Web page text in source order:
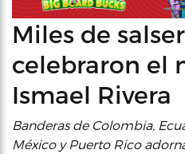
Miles de
celebraron el
Ismael Rivera
Banderas de Colombia,
México y Puerto Rico